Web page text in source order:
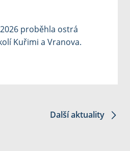
proběhla ostrá
Kuřimi a Vranova.
Další aktuality